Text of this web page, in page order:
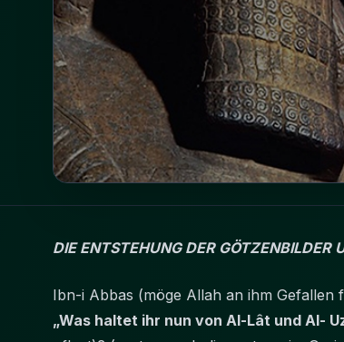
DIE ENTSTEHUNG DER GÖTZENBILDER
Ibn-i Abbas (möge Allah an ihm Gefallen
„Was haltet ihr nun von Al-Lât und Al-